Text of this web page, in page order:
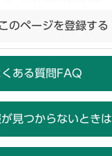
このページを登録する
くある質問FAQ
見つからないときは